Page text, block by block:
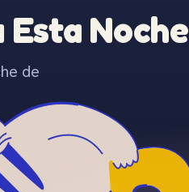
Noche
de